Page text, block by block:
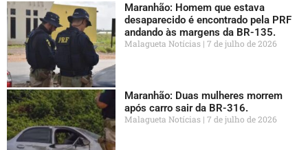
Maranhão: Homem que estava
desaparecido é encontrado pela PRF
andando às margens da BR-135.
Malagueta Notícias 7 de julho de 2026
Maranhão: Duas mulheres morrem
após carro sair da BR-316.
Malagueta Notícias 7 de julho de 2026